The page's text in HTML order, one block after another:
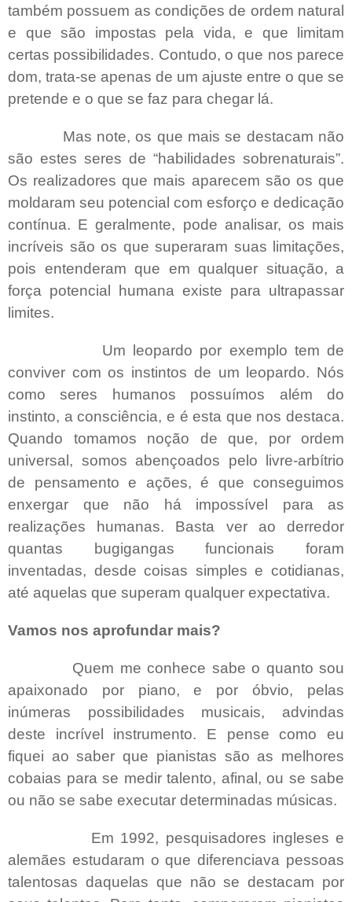
também possuem as condições de ordem natural
e que são impostas pela vida, e que limitam
certas possibilidades. Contudo, o que nos parece
dom, trata-se apenas de um ajuste entre o que se
pretende e o que se faz para chegar lá.
Mas note, os que mais se destacam não
são estes seres de “habilidades sobrenaturais”.
Os realizadores que mais aparecem são os que
moldaram seu potencial com esforço e dedicação
contínua. E geralmente, pode analisar, os mais
incríveis são os que superaram suas limitações,
pois entenderam que em qualquer situação, a
força potencial humana existe para ultrapassar
limites.
Um leopardo por exemplo tem de
conviver com os instintos de um leopardo. Nós
como seres humanos possuímos além do
instinto, a consciência, e é esta que nos destaca.
Quando tomamos noção de que, por ordem
universal, somos abençoados pelo livre-arbítrio
de pensamento e ações, é que conseguimos
enxergar que não há impossível para as
realizações humanas. Basta ver ao derredor
quantas bugigangas funcionais foram
inventadas, desde coisas simples e cotidianas,
até aquelas que superam qualquer expectativa.
Vamos nos aprofundar mais?
Quem me conhece sabe o quanto sou
apaixonado por piano, e por óbvio, pelas
inúmeras possibilidades musicais, advindas
deste incrível instrumento. E pense como eu
fiquei ao saber que pianistas são as melhores
cobaias para se medir talento, afinal, ou se sabe
ou não se sabe executar determinadas músicas.
Em 1992, pesquisadores ingleses e
alemães estudaram o que diferenciava pessoas
talentosas daquelas que não se destacam por